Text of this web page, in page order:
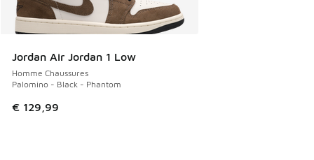
Jordan Air Jordan 1 Low
Homme Chaussures
Palomino - Black - Phantom
€ 129,99